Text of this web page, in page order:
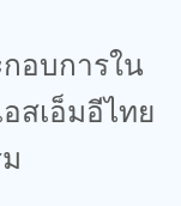
อบการใน
สเอ็มอีไทย